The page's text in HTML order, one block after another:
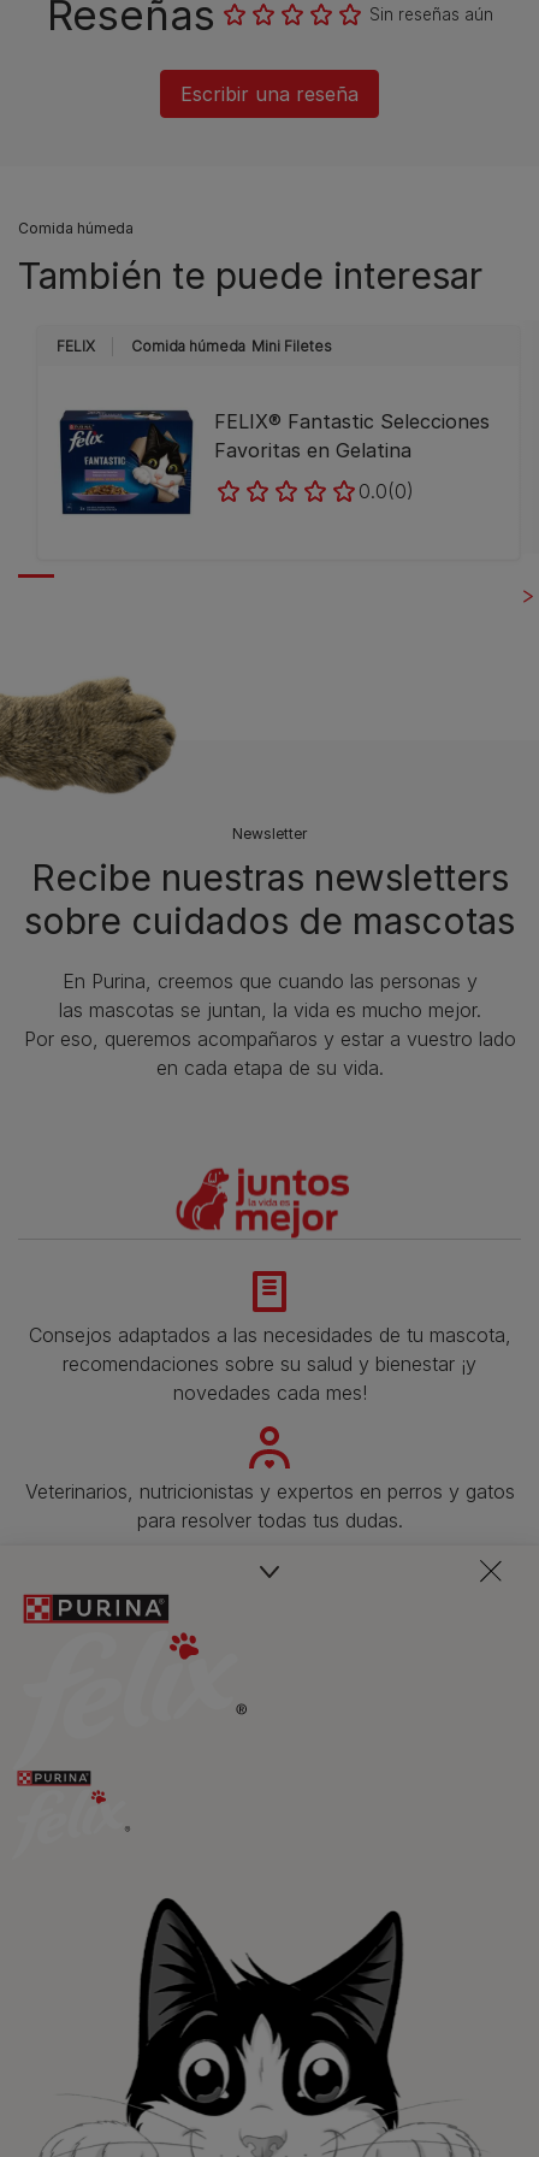
Reseñas Sin reseñas aún
Escribir una reseña
Comida húmeda
También te puede interesar
FELIX Comida húmeda Mini Filetes
FELIX® Fantastic Selecciones
Favoritas en Gelatina
0.0(0)
Newsletter
Recibe nuestras newsletters
sobre cuidados de mascotas​
En Purina, creemos que cuando las personas y
las mascotas se juntan, la vida es mucho mejor.
Por eso, queremos acompañaros y estar a vuestro lado
en cada etapa de su vida.​
Consejos adaptados a las necesidades de tu mascota,
recomendaciones sobre su salud y bienestar ¡y
novedades cada mes!
Veterinarios, nutricionistas y expertos en perros y gatos
para resolver todas tus dudas.​
Promociones, concursos, descuentos y ofertas de
todas nuestras marcas.​
¡No te lo pierdas, únete a Purina y empieza
Purina